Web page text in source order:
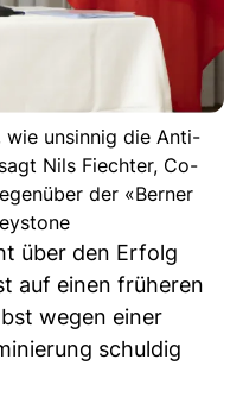
wie unsinnig die Anti-
Nils Fiechter, Co-
der «Berner
über den Erfolg
auf einen früheren
wegen einer
schuldig